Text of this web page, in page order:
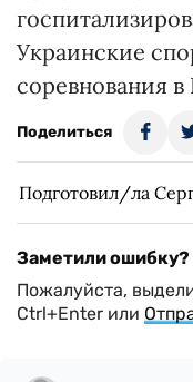
Украинские
соревнования
Поделиться
Подготовил/ла
Заметили ошибку?
Пожалуйста,
Ctrl+Enter или